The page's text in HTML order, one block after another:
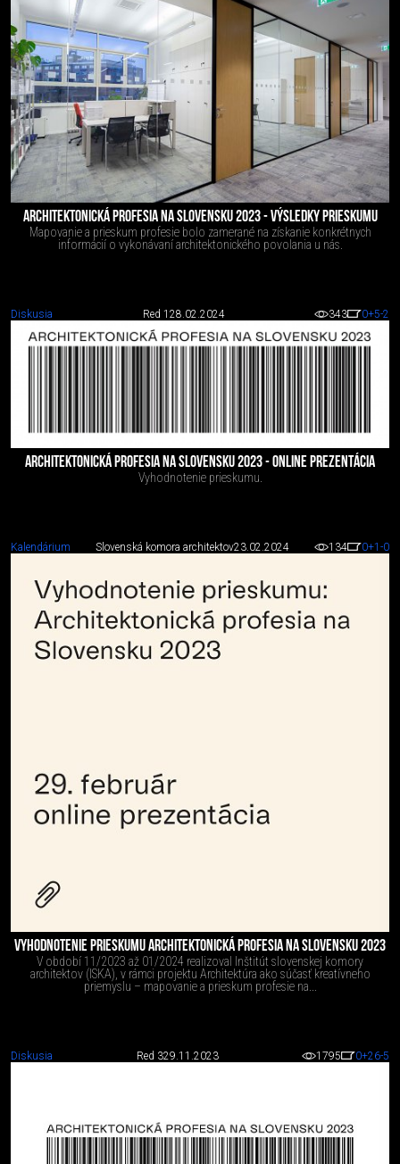
ARCHITEKTONICKÁ PROFESIA NA SLOVENSKU 2023 - VÝSLEDKY PRIESKUMU
Mapovanie a prieskum profesie bolo zamerané na získanie konkrétnych
informácií o vykonávaní architektonického povolania u nás.
Diskusia Red 1 28.02.2024 343 0+5-2
ARCHITEKTONICKÁ PROFESIA NA SLOVENSKU 2023 - ONLINE PREZENTÁCIA
Vyhodnotenie prieskumu.
Kalendárium Slovenská komora architektov23.02.2024 134 0+1 -0
VYHODNOTENIE PRIESKUMU ARCHITEKTONICKÁ PROFESIA NA SLOVENSKU 2023
V období 11/2023 až 01/2024 realizoval Inštitút slovenskej komory
architektov (ISKA), v rámci projektu Architektúra ako súčasť kreatívneho
priemyslu – mapovanie a prieskum profesie na...
Diskusia Red 329.11.2023 1795 0+26-5